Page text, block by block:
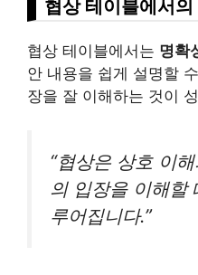
협상 테이블에서
협상 테이블에서는 명확
안 내용을 쉽게 설명할
장을 잘 이해하는 것이
“협상은 상호 이
의 입장을 이해할
루어집니다.”